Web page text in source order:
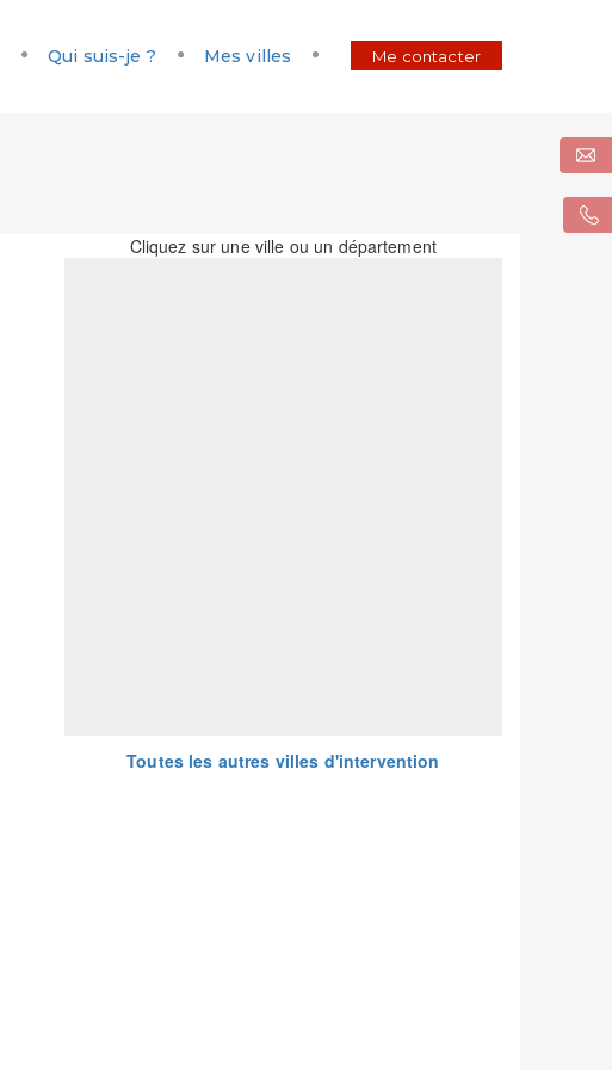
Qui suis-je ? Mes villes Me contacter
Cliquez sur une ville ou un département
Toutes les autres villes d'intervention